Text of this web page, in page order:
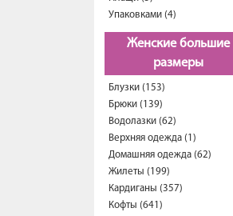
Упаковками (4)
Женские большие
размеры
Блузки (153)
Брюки (139)
Водолазки (62)
Верхняя одежда (1)
Домашняя одежда (62)
Жилеты (199)
Кардиганы (357)
Кофты (641)